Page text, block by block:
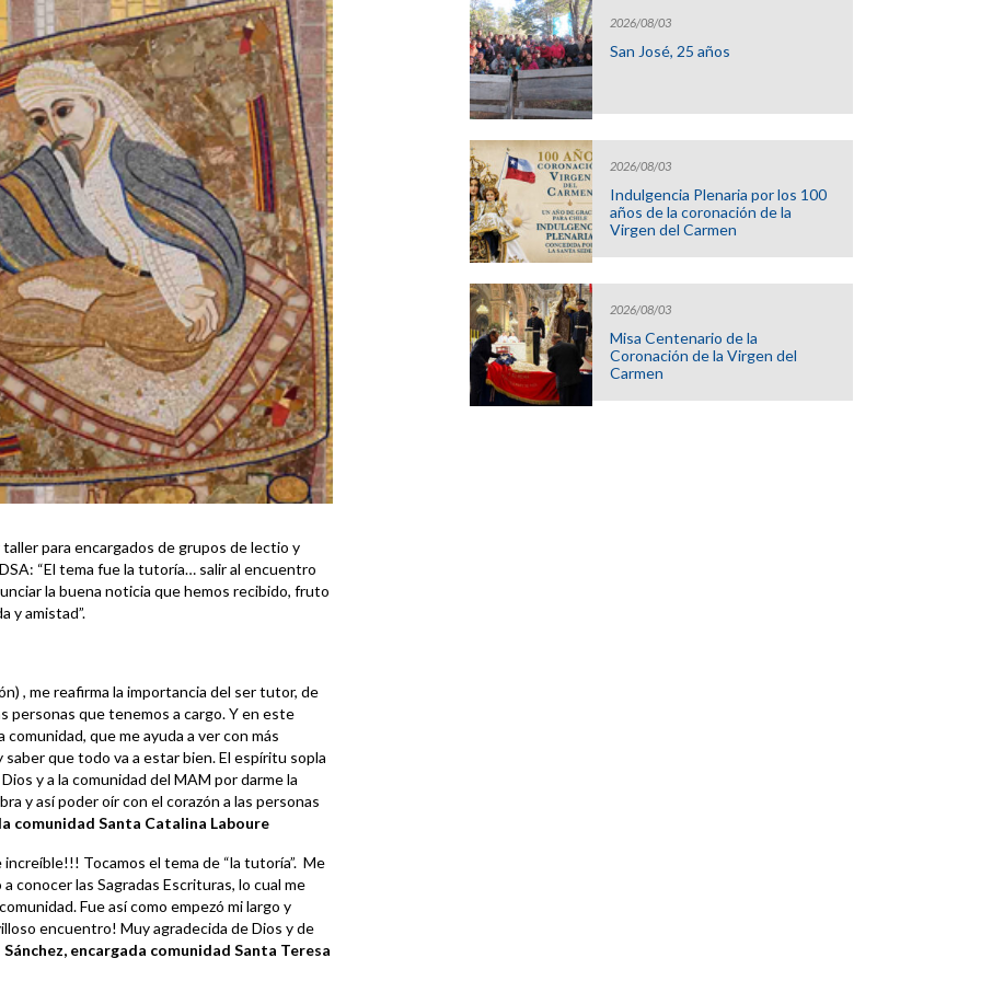
taller para encargados de grupos de lectio y
“El tema fue la tutoría… salir al encuentro
la buena noticia que hemos recibido, fruto
y amistad”.
, me reafirma la importancia del ser tutor, de
personas que tenemos a cargo. Y en este
que me ayuda a ver con más
que todo va a estar bien. El espíritu sopla
y a la comunidad del MAM por darme la
y así poder oír con el corazón a las personas
comunidad Santa Catalina Laboure
Tocamos el tema de “la tutoría”. Me
conocer las Sagradas Escrituras, lo cual me
Fue así como empezó mi largo y
encuentro! Muy agradecida de Dios y de
encargada comunidad Santa Teresa
2026/08/03
San José, 25 años
2026/08/03
Indulgencia Plenaria por los 100
años de la coronación de la
Virgen del Carmen
2026/08/03
Misa Centenario de la
Coronación de la Virgen del
Carmen